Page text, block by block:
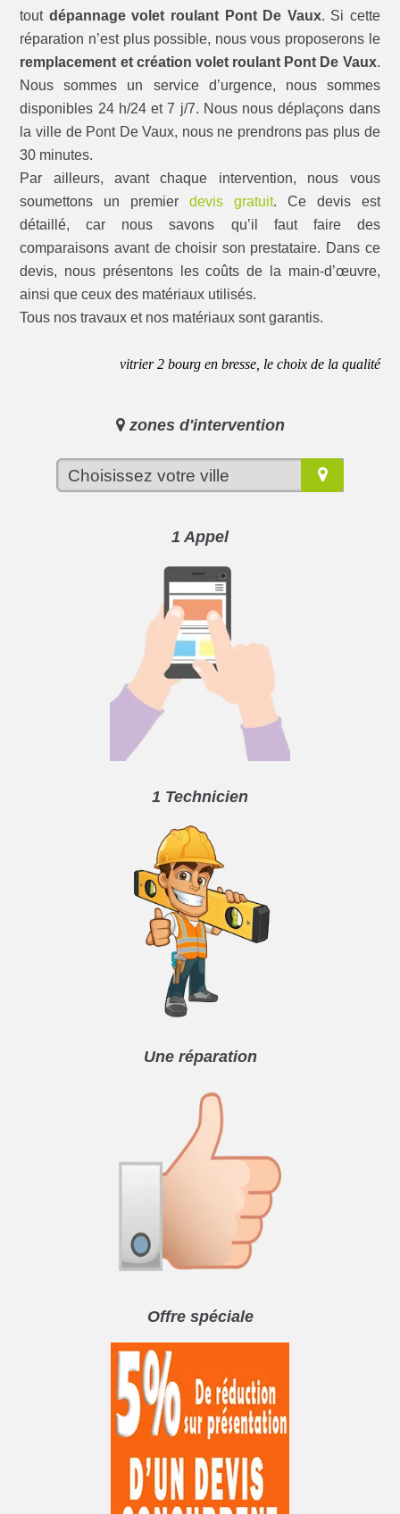
tout dépannage volet roulant Pont De Vaux. Si cette
réparation n’est plus possible, nous vous proposerons le
remplacement et création volet roulant Pont De Vaux.
Nous sommes un service d’urgence, nous sommes
disponibles 24 h/24 et 7 j/7. Nous nous déplaçons dans
la ville de Pont De Vaux, nous ne prendrons pas plus de
30 minutes.
Par ailleurs, avant chaque intervention, nous vous
soumettons un premierdevis gratuit. Ce devis est
détaillé, car nous savons qu’il faut faire des
comparaisons avant de choisir son prestataire. Dans ce
devis, nous présentons les coûts de la main-d’œuvre,
ainsi que ceux des matériaux utilisés.
Tous nos travaux et nos matériaux sont garantis.
vitrier 2 bourg en bresse, le choix de la qualité
zones d'intervention
1 Appel
1 Technicien
Une réparation
Offre spéciale